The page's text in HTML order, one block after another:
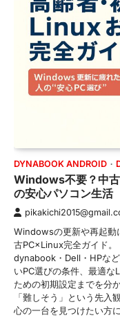
DYNABOOK ANDROID
Windows不要？中
の安心パソコン生活
Windowsの更新や再起動
古PC×Linux完全ガイド。
dynabook・Dell・HPな
いPC選びの条件、最適な
ための初期設定までを分
「難しそう」という先入
心の一台を見つけたい方